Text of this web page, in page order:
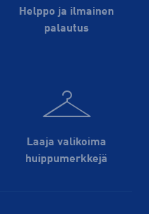
Helppo ja ilmainen
palautus
Laaja valikoima
huippu­merkkejä